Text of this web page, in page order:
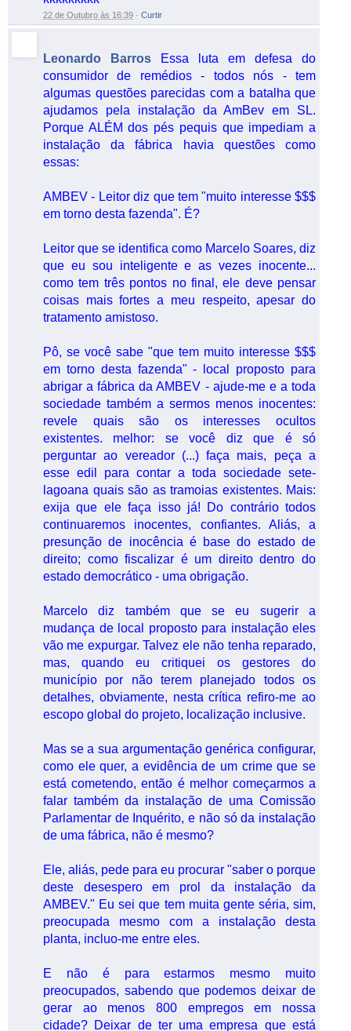
22 de Outubro às 16:39 · Curtir
Leonardo Barros
Essa luta em defesa do
consumidor de remédios - todos nós - tem
algumas questões parecidas com a batalha que
ajudamos pela instalação da AmBev em SL.
Porque ALÉM dos pés pequis que impediam a
instalação da fábrica havia questões como
essas:
AMBEV - Leitor diz que tem "muito interesse $$$
em torno desta fazenda". É?
Leitor que se identifica como Marcelo Soares, diz
que eu sou inteligente e as vezes inocente...
como tem três pontos no final, ele deve pensar
coisas mais fortes a meu respeito, apesar do
tratamento amistoso.
Pô, se você sabe "que tem muito interesse $$$
em torno desta fazenda" - local proposto para
abrigar a fábrica da AMBEV - ajude-me e a toda
sociedade também a sermos menos inocentes:
revele quais são os interesses ocultos
existentes. melhor: se você diz que é só
perguntar ao vereador (...) faça mais, peça a
esse edil para contar a toda sociedade sete-
lagoana quais são as tramoias existentes. Mais:
exija que ele faça isso já! Do contrário todos
continuaremos inocentes, confiantes. Aliás, a
presunção de inocência é base do estado de
direito; como fiscalizar é um direito dentro do
estado democrático - uma obrigação.
Marcelo diz também que se eu sugerir a
mudança de local proposto para instalação eles
vão me expurgar. Talvez ele não tenha reparado,
mas, quando eu critiquei os gestores do
município por não terem planejado todos os
detalhes, obviamente, nesta crítica refiro-me ao
escopo global do projeto, localização inclusive.
Mas se a sua argumentação genérica configurar,
como ele quer, a evidência de um crime que se
está cometendo, então é melhor começarmos a
falar também da instalação de uma Comissão
Parlamentar de Inquérito, e não só da instalação
de uma fábrica, não é mesmo?
Ele, aliás, pede para eu procurar "saber o porque
deste desespero em prol da instalação da
AMBEV." Eu sei que tem muita gente séria, sim,
preocupada mesmo com a instalação desta
planta, incluo-me entre eles.
E não é para estarmos mesmo muito
preocupados, sabendo que podemos deixar de
gerar ao menos 800 empregos em nossa
cidade? Deixar de ter uma empresa que está